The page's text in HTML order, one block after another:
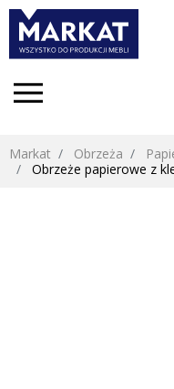
Markat Obrzeża
Obrzeże papierowe z